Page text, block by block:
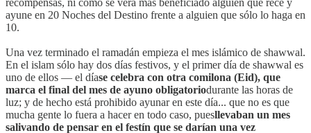
ayune en 20 Noches del Destino frente a alguien que sólo lo haga en
10.
Una vez terminado el ramadán empieza el mes islámico de shawwal.
En el islam sólo hay dos días festivos, y el primer día de shawwal es
uno de ellos — el díase celebra con otra comilona (Eid), que
marca el final del mes de ayuno obligatoriodurante las horas de
luz; y de hecho está prohibido ayunar en este día... que no es que
mucha gente lo fuera a hacer en todo caso, puesllevaban un mes
salivando de pensar en el festín que se darían una vez